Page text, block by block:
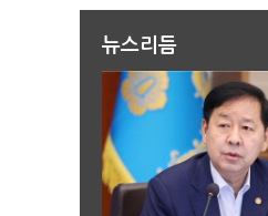
뉴스리듬